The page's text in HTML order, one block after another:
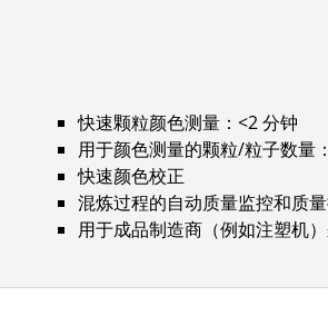
快速颗粒颜色测量：<2 分钟
用于颜色测量的颗粒/粒子数量
快速颜色校正
混炼过程的自动质量监控和质
用于成品制造商（例如注塑机